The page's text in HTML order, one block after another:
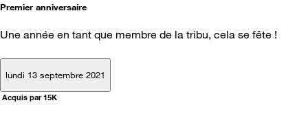
Premier anniversaire
Une année en tant que membre de la tribu, cela se fête !
lundi 13 septembre 2021
Acquis par 15K